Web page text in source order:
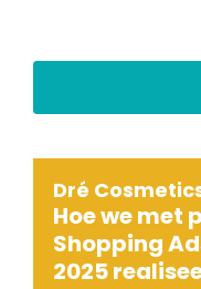
Dré
Hoe we met
Shopping
2025